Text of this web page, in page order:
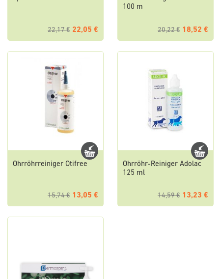
22,17 € 22,05 €
100 m
20,22 € 18,52 €
Ohrröhrreiniger Otifree
15,74 € 13,05 €
Ohrröhr-Reiniger Adolac
125 ml
14,59 € 13,23 €